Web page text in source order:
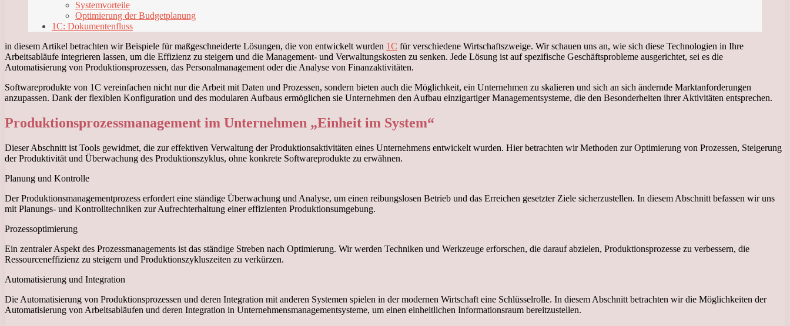
Systemvorteile
Optimierung der Budgetplanung
1C: Dokumentenfluss
in diesem Artikel betrachten wir Beispiele für maßgeschneiderte Lösungen, die von entwickelt wurden 1С für verschiedene Wirtschaftszweige. Wir schauen uns an, wie sich diese Technologien in Ihre
Arbeitsabläufe integrieren lassen, um die Effizienz zu steigern und die Management- und Verwaltungskosten zu senken. Jede Lösung ist auf spezifische Geschäftsprobleme ausgerichtet, sei es die
Automatisierung von Produktionsprozessen, das Personalmanagement oder die Analyse von Finanzaktivitäten.
Softwareprodukte von 1C vereinfachen nicht nur die Arbeit mit Daten und Prozessen, sondern bieten auch die Möglichkeit, ein Unternehmen zu skalieren und sich an sich ändernde Marktanforderungen
anzupassen. Dank der flexiblen Konfiguration und des modularen Aufbaus ermöglichen sie Unternehmen den Aufbau einzigartiger Managementsysteme, die den Besonderheiten ihrer Aktivitäten entsprechen.
Produktionsprozessmanagement im Unternehmen „Einheit im System“
Dieser Abschnitt ist Tools gewidmet, die zur effektiven Verwaltung der Produktionsaktivitäten eines Unternehmens entwickelt wurden. Hier betrachten wir Methoden zur Optimierung von Prozessen, Steigerung
der Produktivität und Überwachung des Produktionszyklus, ohne konkrete Softwareprodukte zu erwähnen.
Planung und Kontrolle
Der Produktionsmanagementprozess erfordert eine ständige Überwachung und Analyse, um einen reibungslosen Betrieb und das Erreichen gesetzter Ziele sicherzustellen. In diesem Abschnitt befassen wir uns
mit Planungs- und Kontrolltechniken zur Aufrechterhaltung einer effizienten Produktionsumgebung.
Prozessoptimierung
Ein zentraler Aspekt des Prozessmanagements ist das ständige Streben nach Optimierung. Wir werden Techniken und Werkzeuge erforschen, die darauf abzielen, Produktionsprozesse zu verbessern, die
Ressourceneffizienz zu steigern und Produktionszykluszeiten zu verkürzen.
Automatisierung und Integration
Die Automatisierung von Produktionsprozessen und deren Integration mit anderen Systemen spielen in der modernen Wirtschaft eine Schlüsselrolle. In diesem Abschnitt betrachten wir die Möglichkeiten der
Automatisierung von Arbeitsabläufen und deren Integration in Unternehmensmanagementsysteme, um einen einheitlichen Informationsraum bereitzustellen.